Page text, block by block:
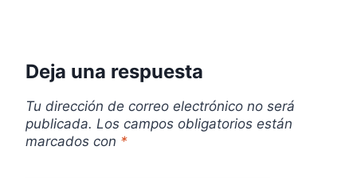
a
Deja una respuesta
Tu dirección de correo electrónico no será
publicada. Los campos obligatorios están
marcados con *